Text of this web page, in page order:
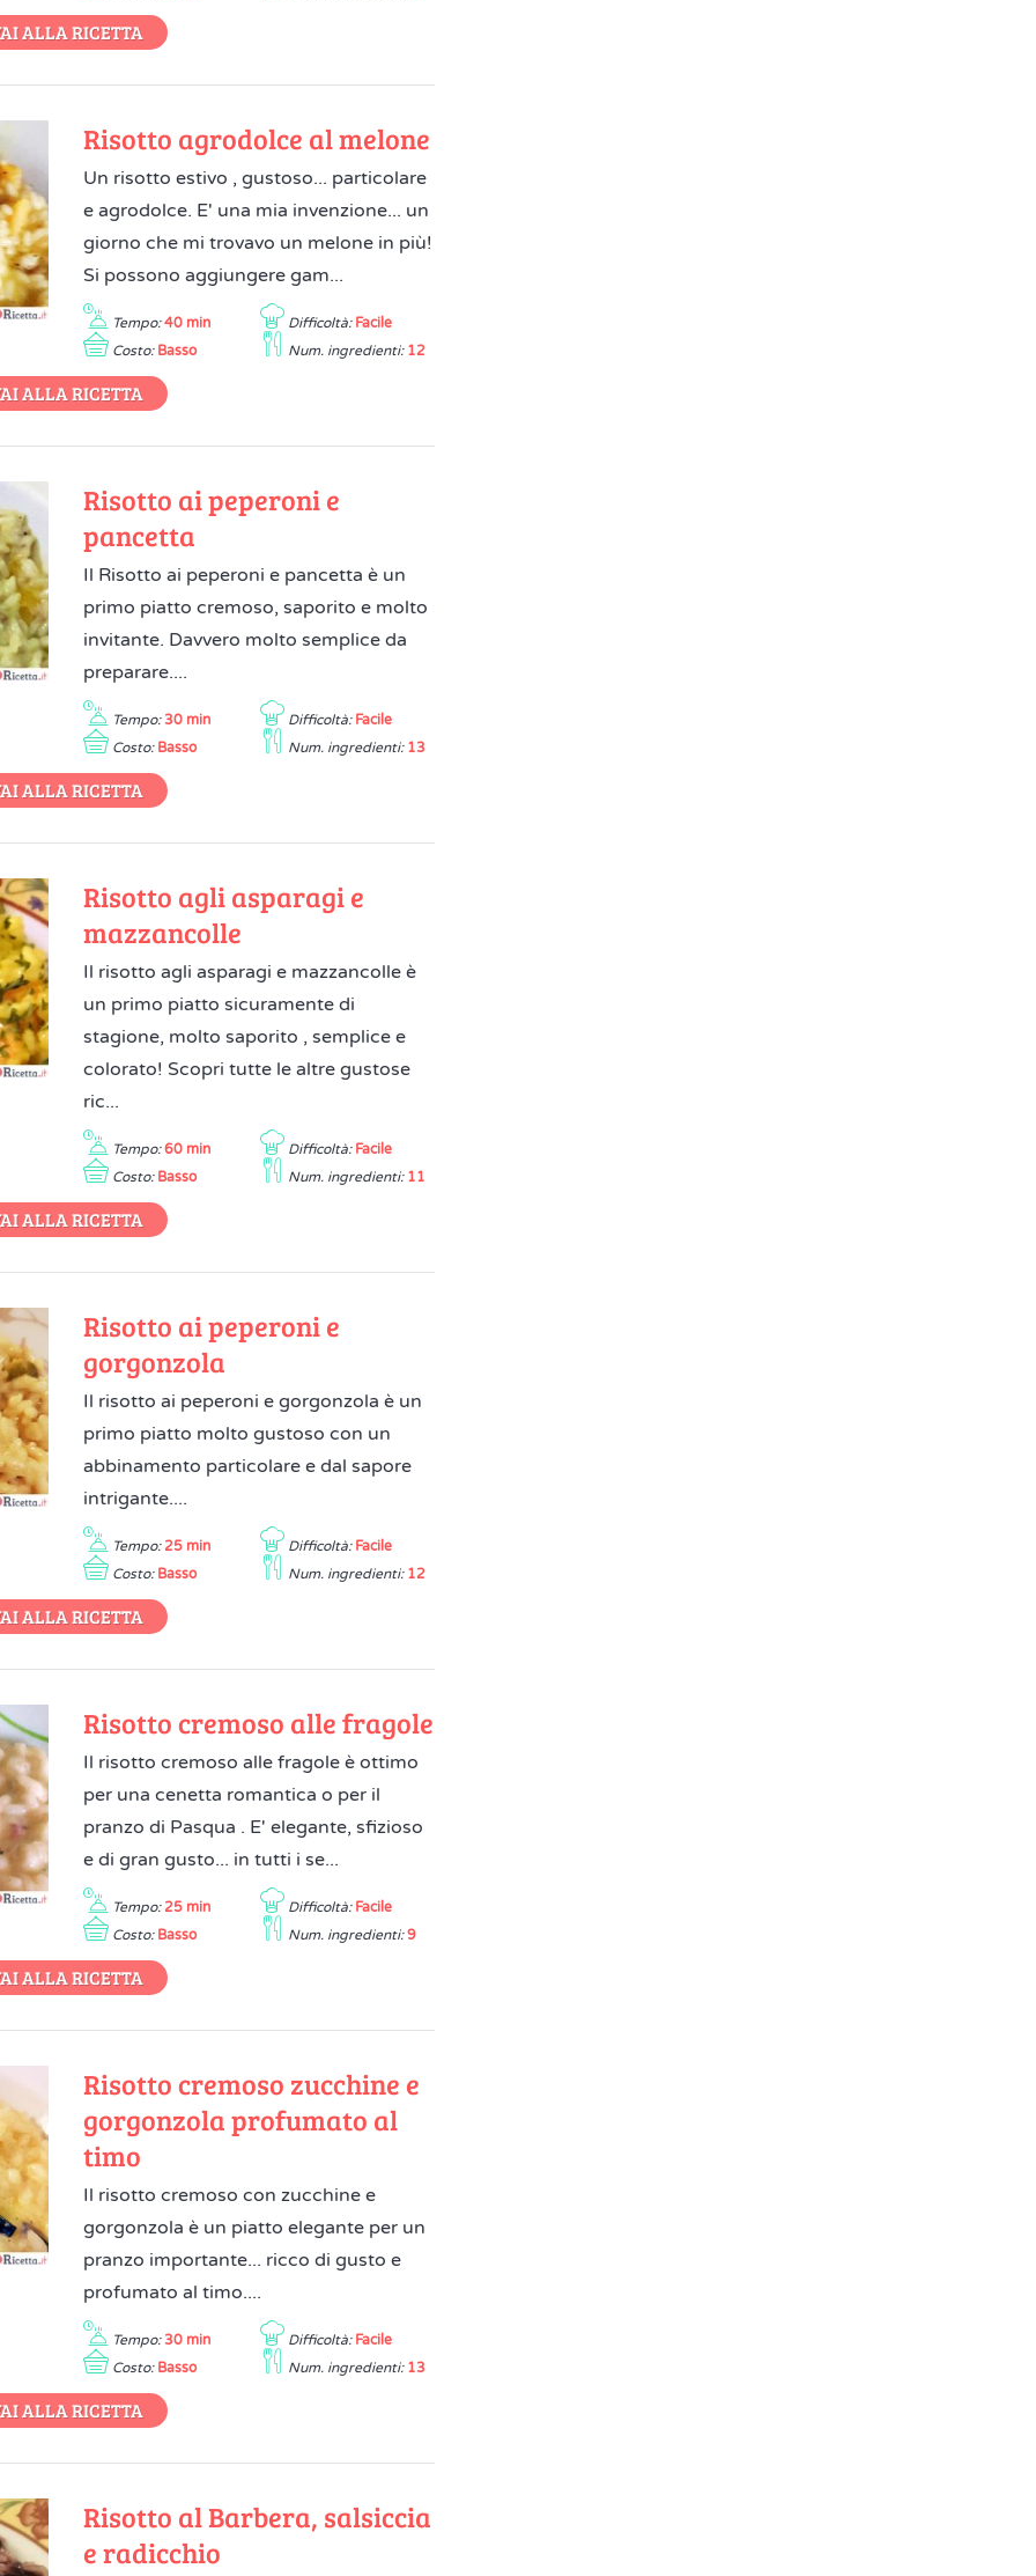
ALLA RICETTA
Risotto agrodolce al melone
Un risotto estivo , gustoso... particolare
e agrodolce. E' una mia invenzione... un
giorno che mi trovavo un melone in più!
Si possono aggiungere gam...
Tempo: 40 min Difficoltà: Facile
Costo: Basso Num. ingredienti: 12
ALLA RICETTA
Risotto ai peperoni e
pancetta
Il Risotto ai peperoni e pancetta è un
primo piatto cremoso, saporito e molto
invitante. Davvero molto semplice da
preparare....
Tempo: 30 min Difficoltà: Facile
Costo: Basso Num. ingredienti: 13
ALLA RICETTA
Risotto agli asparagi e
mazzancolle
Il risotto agli asparagi e mazzancolle è
un primo piatto sicuramente di
stagione, molto saporito , semplice e
colorato! Scopri tutte le altre gustose
ric...
Tempo: 60 min Difficoltà: Facile
Costo: Basso Num. ingredienti: 11
ALLA RICETTA
Risotto ai peperoni e
gorgonzola
Il risotto ai peperoni e gorgonzola è un
primo piatto molto gustoso con un
abbinamento particolare e dal sapore
intrigante....
Tempo: 25 min Difficoltà: Facile
Costo: Basso Num. ingredienti: 12
ALLA RICETTA
Risotto cremoso alle fragole
Il risotto cremoso alle fragole è ottimo
per una cenetta romantica o per il
pranzo di Pasqua . E' elegante, sfizioso
e di gran gusto... in tutti i se...
Tempo: 25 min Difficoltà: Facile
Costo: Basso Num. ingredienti: 9
ALLA RICETTA
Risotto cremoso zucchine e
gorgonzola profumato al
timo
Il risotto cremoso con zucchine e
gorgonzola è un piatto elegante per un
pranzo importante... ricco di gusto e
profumato al timo....
Tempo: 30 min Difficoltà: Facile
Costo: Basso Num. ingredienti: 13
ALLA RICETTA
Risotto al Barbera, salsiccia
e radicchio